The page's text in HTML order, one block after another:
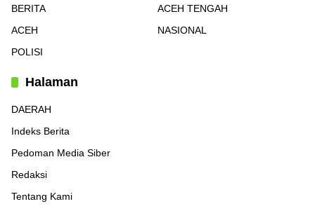
BERITA
ACEH TENGAH
ACEH
NASIONAL
POLISI
Halaman
DAERAH
Indeks Berita
Pedoman Media Siber
Redaksi
Tentang Kami